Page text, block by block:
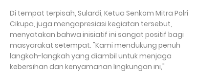
Di tempat terpisah, Sulardi, Ketua Senkom Mitra Polri
Cikupa, juga mengapresiasi kegiatan tersebut,
menyatakan bahwa inisiatif ini sangat positif bagi
masyarakat setempat. "Kami mendukung penuh
langkah-langkah yang diambil untuk menjaga
kebersihan dan kenyamanan lingkungan ini,"